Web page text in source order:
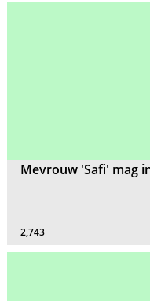
Mevrouw 'Safi' mag
2,743